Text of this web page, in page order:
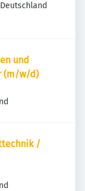
und
(m/w/d)
/